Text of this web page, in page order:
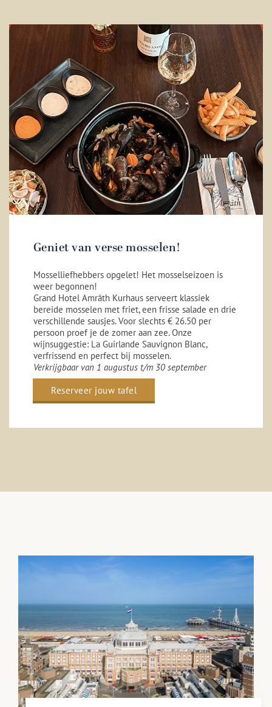
Geniet van verse mosselen!
Mosselliefhebbers opgelet! Het mosselseizoen is
weer begonnen!
Grand Hotel Amrâth Kurhaus serveert klassiek
bereide mosselen met friet, een frisse salade en drie
verschillende sausjes. Voor slechts € 26.50 per
persoon proef je de zomer aan zee. Onze
wijnsuggestie: La Guirlande Sauvignon Blanc,
verfrissend en perfect bij mosselen.
Verkrijgbaar van 1 augustus t/m 30 september
Reserveer jouw tafel